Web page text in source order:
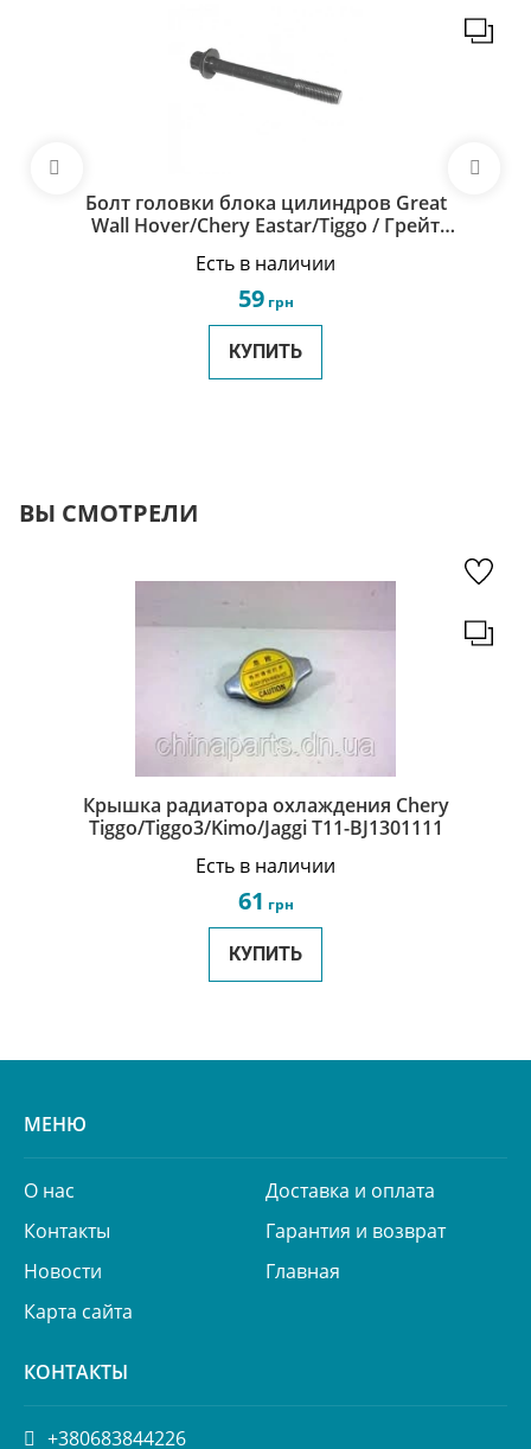
Болт головки блока цилиндров Great
Wall Hover/Chery Eastar/Tiggo / Грейт
SMD191470
Есть в наличии
59грн
КУПИТЬ
ВЫ СМОТРЕЛИ
Крышка радиатора охлаждения Chery
Tiggo/Tiggo3/Kimo/Jaggi T11-BJ1301111
Есть в наличии
61 грн
КУПИТЬ
МЕНЮ
О нас
Доставка и оплата
Контакты
Гарантия и возврат
Новости
Главная
Карта сайта
КОНТАКТЫ
+380683844226